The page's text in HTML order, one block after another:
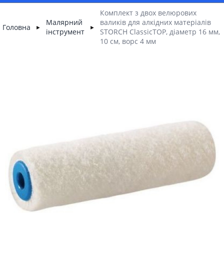
Головна ►
Малярний
інструмент
►
Комплект з двох велюрових
валиків для алкідних матеріалів
STORCH ClassicTOP, діаметр 16 мм,
10 см, ворс 4 мм